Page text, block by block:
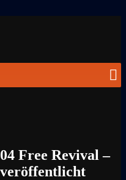
Free Revival –